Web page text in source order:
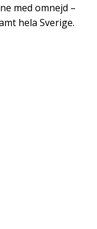
med omnejd –
hela Sverige.